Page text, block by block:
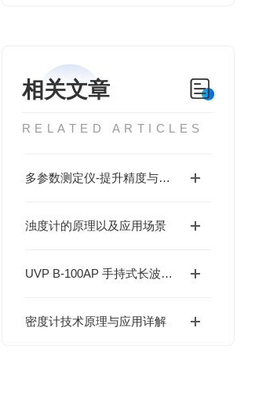
相关文章
RELATED ARTICLES
多参数测定仪-提升精度与效率的核心工具
浊度计的原理以及应用场景
UVP B-100AP 手持式长波紫外灯在实验室检测中的应用与优势
密度计技术原理与应用详解